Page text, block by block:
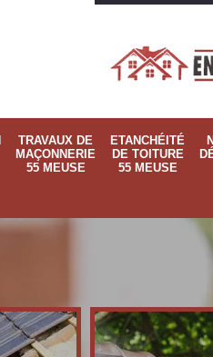
TRAVAUX DE
MAÇONNERIE
55 MEUSE
ETANCHÉITÉ
DE TOITURE
55 MEUSE